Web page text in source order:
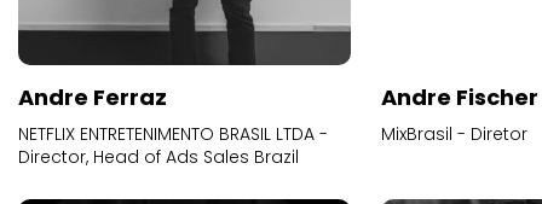
Andre Ferraz
NETFLIX ENTRETENIMENTO BRASIL LTDA -
Director, Head of Ads Sales Brazil
Andre Fischer
MixBrasil - Diretor